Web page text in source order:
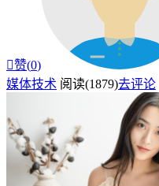
赞(0)
媒体技术 阅读(1879)去评论